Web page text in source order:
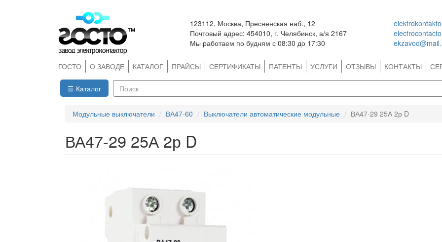
123112, Москва, Пресненская наб., 12
Почтовый адрес: 454010, г. Челябинск, а/я 2167
Мы работаем по будням с 08:30 до 17:30
ГОСТО О ЗАВОДЕ КАТАЛОГ ПРАЙСЫ СЕРТИФИКАТЫ ПАТЕНТЫ УСЛУГИ ОТЗЫВЫ КОНТАКТЫ
☰ Каталог
Модульные выключатели
ВА47-60 Выключатели автоматические модульные ВА47-29 25А 2р D
ВА47-29 25А 2р D